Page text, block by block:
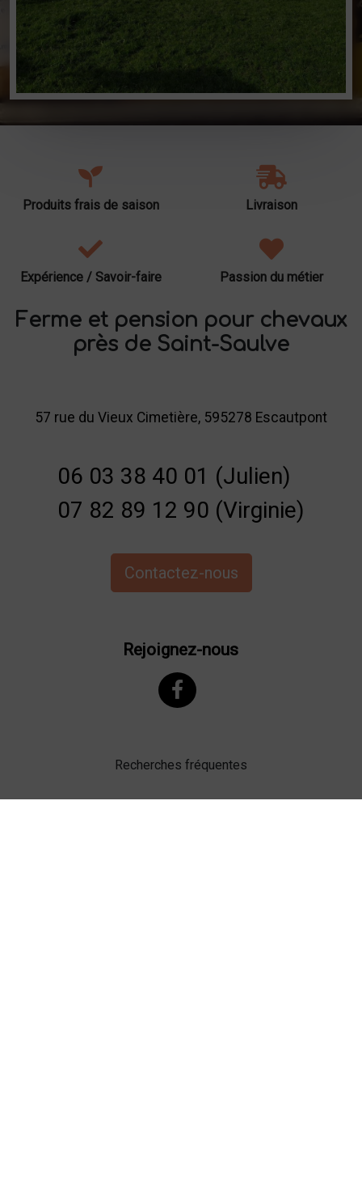
Produits frais de saison Livraison
Expérience / Savoir-faire Passion du métier
Ferme et pension pour chevaux
près de Saint-Saulve
57 rue du Vieux Cimetière, 595278 Escautpont
06 03 38 40 01 (Julien)
07 82 89 12 90 (Virginie)
Contactez-nous
Rejoignez-nous
Recherches fréquentes